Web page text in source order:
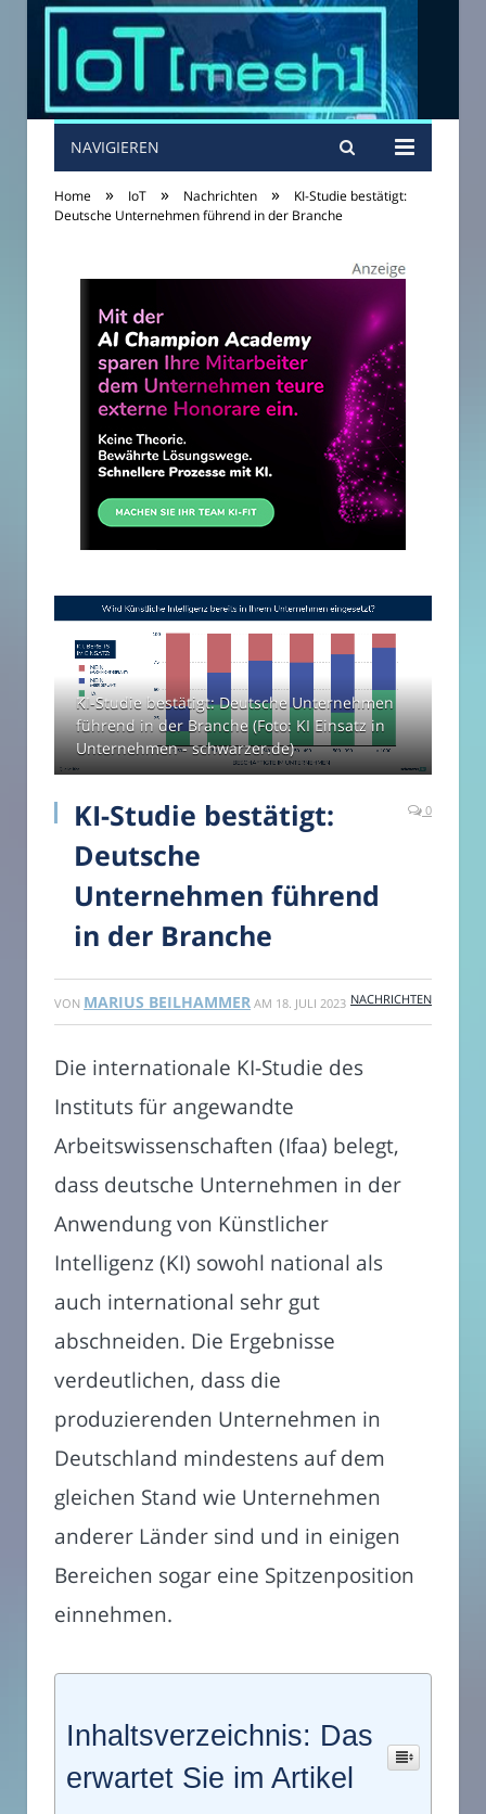
NAVIGIEREN
Home » IoT » Nachrichten »
KI-Studie bestätigt:
Deutsche Unternehmen führend in der Branche
KI-Studie bestätigt: Deutsche Unternehmen
führend in der Branche (Foto: KI Einsatz in
Unternehmen - schwarzer.de)
KI-Studie bestätigt:
Deutsche
Unternehmen führend
in der Branche
0
VON MARIUS BEILHAMMER AM 18. JULI 2023 NACHRICHTEN
Die internationale KI-Studie des
Instituts für angewandte
Arbeitswissenschaften (Ifaa) belegt,
dass deutsche Unternehmen in der
Anwendung von Künstlicher
Intelligenz (KI) sowohl national als
auch international sehr gut
abschneiden. Die Ergebnisse
verdeutlichen, dass die
produzierenden Unternehmen in
Deutschland mindestens auf dem
gleichen Stand wie Unternehmen
anderer Länder sind und in einigen
Bereichen sogar eine Spitzenposition
einnehmen.
Inhaltsverzeichnis: Das
erwartet Sie im Artikel